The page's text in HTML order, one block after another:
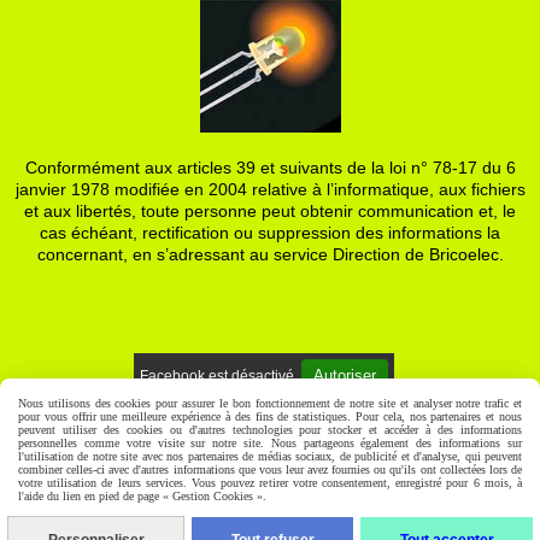
Conformément aux articles 39 et suivants de la loi n° 78-17 du 6
janvier 1978 modifiée en 2004 relative à l’informatique, aux fichiers
et aux libertés, toute personne peut obtenir communication et, le
cas échéant, rectification ou suppression des informations la
concernant, en s’adressant au service Direction de Bricoelec.
Facebook est désactivé. Autoriser
Mentions Légales Gestion cookies Mon Compte
Nous utilisons des cookies pour assurer le bon fonctionnement de notre site et analyser notre trafic et
pour vous offrir une meilleure expérience à des fins de statistiques. Pour cela, nos partenaires et nous
peuvent utiliser des cookies ou d'autres technologies pour stocker et accéder à des informations
personnelles comme votre visite sur notre site. Nous partageons également des informations sur
l'utilisation de notre site avec nos partenaires de médias sociaux, de publicité et d'analyse, qui peuvent
combiner celles-ci avec d'autres informations que vous leur avez fournies ou qu'ils ont collectées lors de
votre utilisation de leurs services. Vous pouvez retirer votre consentement, enregistré pour 6 mois, à
l'aide du lien en pied de page « Gestion Cookies ».